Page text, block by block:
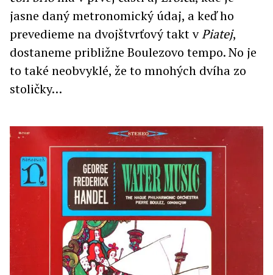
jasne daný metronomický údaj, a keď ho
prevedieme na dvojštvrťový takt vPiatej,
dostaneme približne Boulezovo tempo. No je
to také neobvyklé, že to mnohých dvíha zo
stoličky…